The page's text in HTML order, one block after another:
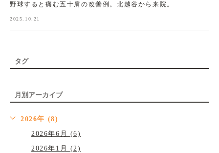
野球すると痛む五十肩の改善例。北越谷から来院。
2025.10.21
タグ
月別アーカイブ
2026年 (8)
2026年6月 (6)
2026年1月 (2)